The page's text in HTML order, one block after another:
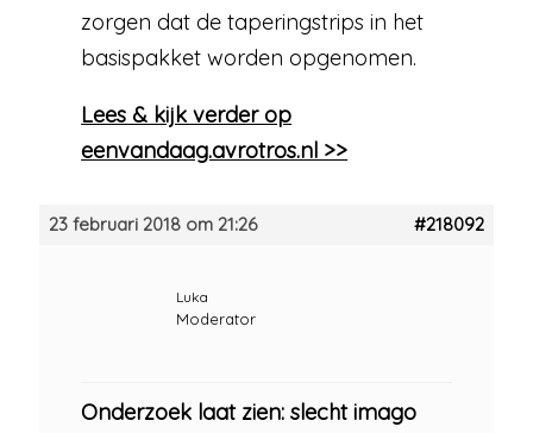
zorgen dat de taperingstrips in het
basispakket worden opgenomen.
Lees & kijk verder op
eenvandaag.avrotros.nl >>
23 februari 2018 om 21:26 #218092
Luka
Moderator
Onderzoek laat zien: slecht imago